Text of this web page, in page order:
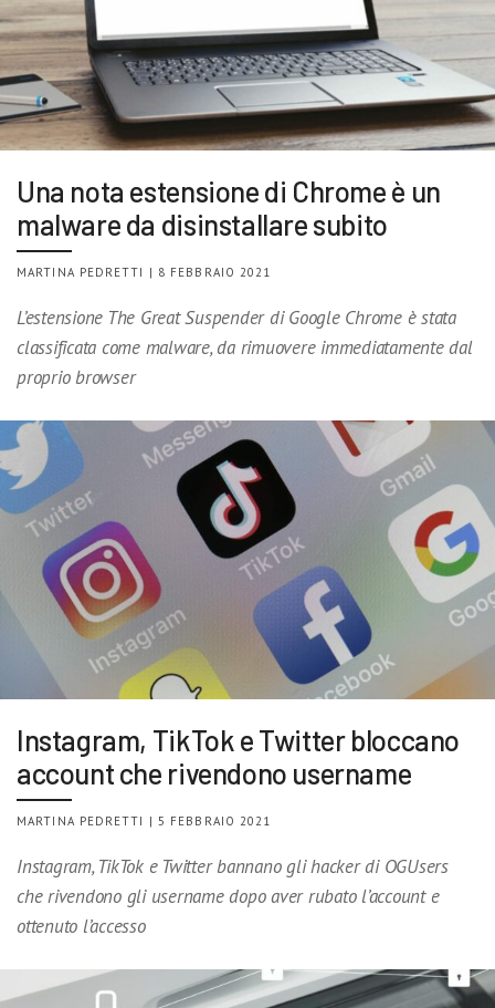
Una nota estensione di Chrome è un
malware da disinstallare subito
MARTINA PEDRETTI | 8 FEBBRAIO 2021
L’estensione The Great Suspender di Google Chrome è stata
classificata come malware, da rimuovere immediatamente dal
proprio browser
Instagram, TikTok e Twitter bloccano
account che rivendono username
MARTINA PEDRETTI | 5 FEBBRAIO 2021
Instagram, TikTok e Twitter bannano gli hacker di OGUsers
che rivendono gli username dopo aver rubato l’account e
ottenuto l’accesso